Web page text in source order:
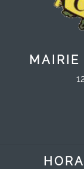
MAIRIE